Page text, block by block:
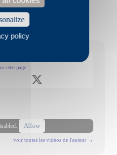
(2008)
cette page
Allow
voir toutes les vidéos de l'auteur →
policy